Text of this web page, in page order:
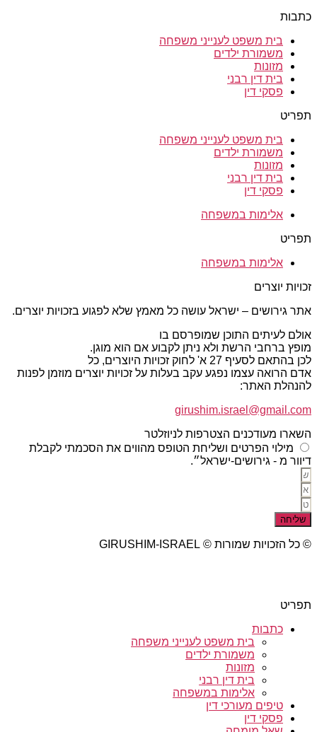
כתבות
בית משפט לענייני משפחה
משמורת ילדים
מזונות
בית דין רבני
פסקי דין
תפריט
בית משפט לענייני משפחה
משמורת ילדים
מזונות
בית דין רבני
פסקי דין
אלימות במשפחה
תפריט
אלימות במשפחה
זכויות יוצרים
אתר גירושים – ישראל עושה כל מאמץ שלא לפגוע בזכויות יוצרים.
אולם לעיתים התוכן שמופרסם בו
מופץ ברחבי הרשת ולא ניתן לקבוע אם הוא מוגן.
לכן בהתאם לסעיף 27 א' לחוק זכויות היוצרים, כל
אדם הרואה עצמו נפגע עקב בעלות על זכויות יוצרים מוזמן לפנות
להנהלת האתר:
girushim.israel@gmail.com
השארו מעודכנים הצטרפות לניוזלטר
מילוי הפרטים ושליחת הטופס מהווים את הסכמתי לקבלת
דיוור מ - גירושים-ישראל״.
שליחה
© כל הזכויות שמורות © GIRUSHIM-ISRAEL
תפריט
כתבות
בית משפט לענייני משפחה
משמורת ילדים
מזונות
בית דין רבני
אלימות במשפחה
טיפים מעורכי דין
פסקי דין